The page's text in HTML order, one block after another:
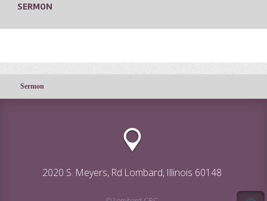
SERMON
Sermon
2020 S. Meyers, Rd Lombard, Illinois 60148